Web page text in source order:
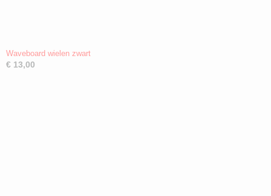
Waveboard wielen zwart
€ 13,00